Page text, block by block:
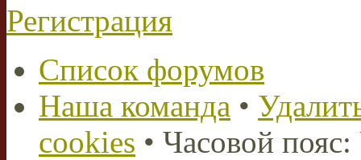
Регистрация
Список форумов
Наша команда •
cookies • Часовой